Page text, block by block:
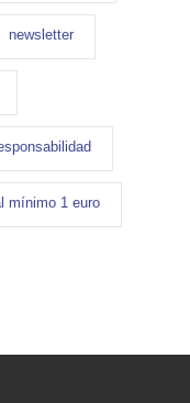
newsletter
mínimo 1 euro